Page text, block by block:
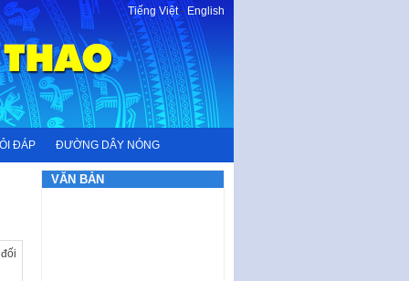
Tiếng Việt-English
ĐÁP ĐƯỜNG DÂY NÓNG
VĂN BẢN